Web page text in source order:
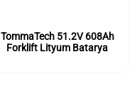
TommaTech 51.2V 608Ah
Forklift Lityum Batarya